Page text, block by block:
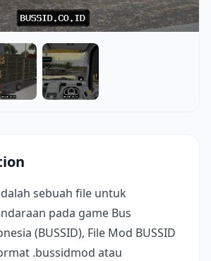
sebuah file untuk
pada game Bus
(BUSSID), File Mod BUSSID
.bussidmod atau